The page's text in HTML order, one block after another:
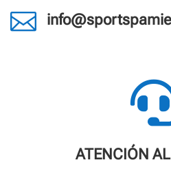

ATENCIÓN